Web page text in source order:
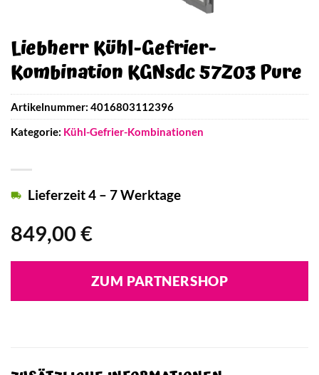
Liebherr Kühl-Gefrier-
Kombination KGNsdc 57Z03 Pure
849,00 €
Lieferzeit 4 – 7 Werktage
ZUM PARTNERSHOP
Artikelnummer: 4016803112396
Kategorie: Kühl-Gefrier-Kombinationen